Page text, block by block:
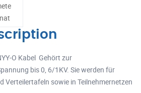
O Kabel Gehört zur
bis 0, 6/1KV. Sie werden für
Verteilertafeln sowie in Teilnehmernetzen